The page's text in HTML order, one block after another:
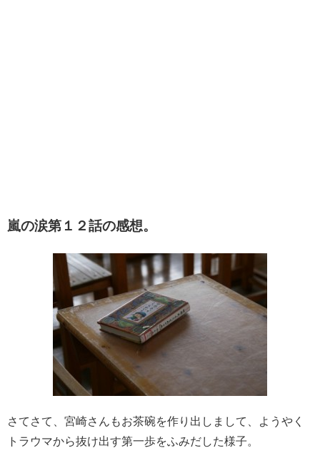
嵐の涙第１２話の感想。
さてさて、宮崎さんもお茶碗を作り出しまして、
ようやく
トラウマから抜け出す第一歩をふみだした様子。